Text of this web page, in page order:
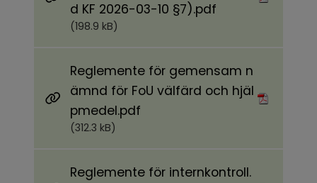
d KF 2026-03-10 §7).pdf
(198.9 kB)
Reglemente för gemensam n
ämnd för FoU välfärd och hjäl
pmedel.pdf
(312.3 kB)
Reglemente för internkontroll.